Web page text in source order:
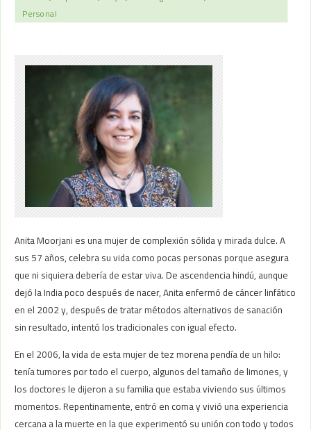
Personal
Anita Moorjani es una mujer de complexión sólida y mirada dulce. A
sus 57 años, celebra su vida como pocas personas porque asegura
que ni siquiera debería de estar viva. De ascendencia hindú, aunque
dejó la India poco después de nacer, Anita enfermó de cáncer linfático
en el 2002 y, después de tratar métodos alternativos de sanación
sin resultado, intentó los tradicionales con igual efecto.
En el 2006, la vida de esta mujer de tez morena pendía de un hilo:
tenía tumores por todo el cuerpo, algunos del tamaño de limones, y
los doctores le dijeron a su familia que estaba viviendo sus últimos
momentos. Repentinamente, entró en coma y vivió una experiencia
cercana a la muerte en la que experimentó su unión con todo y todos